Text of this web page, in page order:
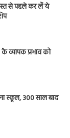
से पहले कर लें ये
के व्यापक प्रभाव को
स्कूल, 300 साल बाद